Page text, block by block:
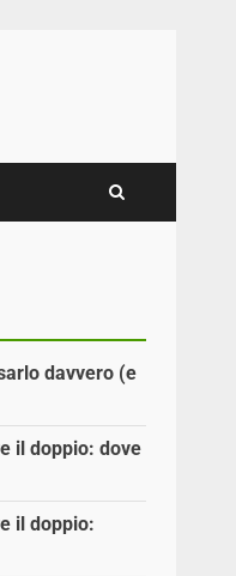
davvero (e
il doppio: dove
il doppio: